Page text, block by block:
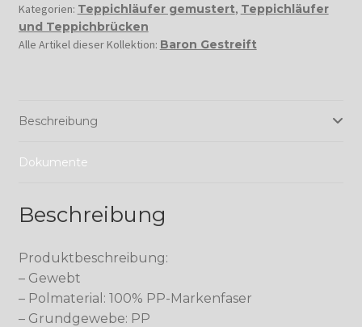
Kategorien: Teppichläufer gemustert, Teppichläufer
und Teppichbrücken
Alle Artikel dieser Kollektion: Baron Gestreift
Beschreibung
Dokumente
Beschreibung
Produktbeschreibung:
– Gewebt
– Polmaterial: 100% PP-Markenfaser
– Grundgewebe: PP